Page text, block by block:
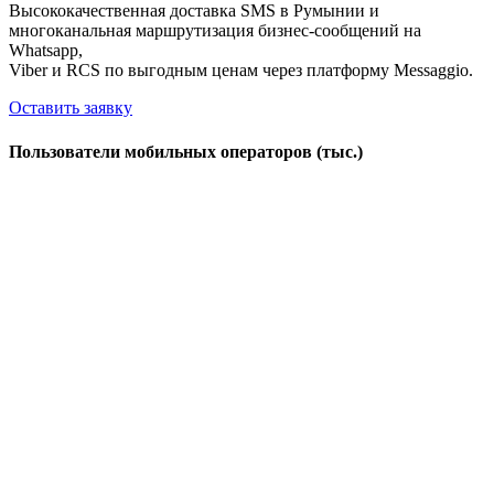
Высококачественная доставка SMS в Румынии и
многоканальная маршрутизация бизнес-сообщений на
Whatsapp,
Viber и RCS по выгодным ценам через платформу Messaggio.
Оставить заявку
Пользователи мобильных операторов (тыс.)